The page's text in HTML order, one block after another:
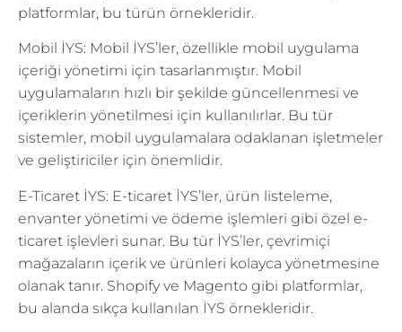
platformlar, bu türün örnekleridir.
Mobil İYS: Mobil İYS’ler, özellikle mobil uygulama
içeriği yönetimi için tasarlanmıştır. Mobil
uygulamaların hızlı bir şekilde güncellenmesi ve
içeriklerin yönetilmesi için kullanılırlar. Bu tür
sistemler, mobil uygulamalara odaklanan işletmeler
ve geliştiriciler için önemlidir.
E-Ticaret İYS: E-ticaret İYS’ler, ürün listeleme,
envanter yönetimi ve ödeme işlemleri gibi özel e-
ticaret işlevleri sunar. Bu tür İYS’ler, çevrimiçi
mağazaların içerik ve ürünleri kolayca yönetmesine
olanak tanır. Shopify ve Magento gibi platformlar,
bu alanda sıkça kullanılan İYS örnekleridir.